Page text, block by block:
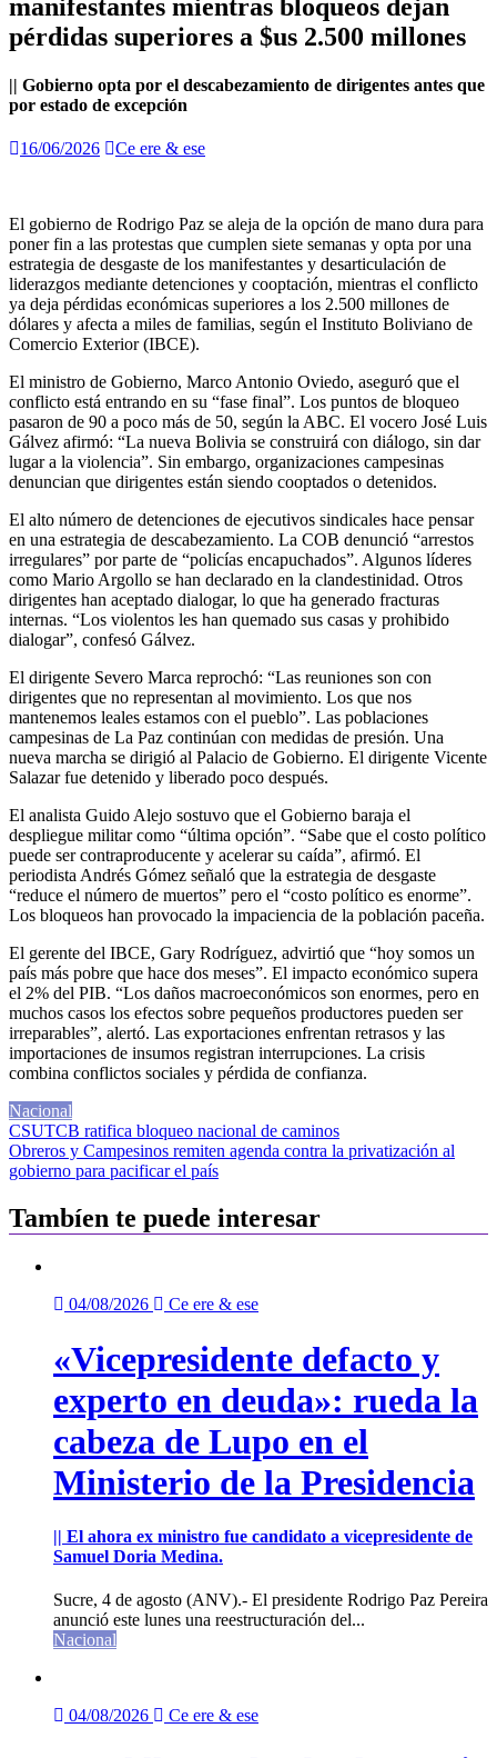
manifestantes mientras bloqueos dejan
pérdidas superiores a $us 2.500 millones
|| Gobierno opta por el descabezamiento de dirigentes antes que
por estado de excepción
16/06/2026 Ce ere & ese
El gobierno de Rodrigo Paz se aleja de la opción de mano dura para
poner fin a las protestas que cumplen siete semanas y opta por una
estrategia de desgaste de los manifestantes y desarticulación de
liderazgos mediante detenciones y cooptación, mientras el conflicto
ya deja pérdidas económicas superiores a los 2.500 millones de
dólares y afecta a miles de familias, según el Instituto Boliviano de
Comercio Exterior (IBCE).
El ministro de Gobierno, Marco Antonio Oviedo, aseguró que el
conflicto está entrando en su “fase final”. Los puntos de bloqueo
pasaron de 90 a poco más de 50, según la ABC. El vocero José Luis
Gálvez afirmó: “La nueva Bolivia se construirá con diálogo, sin dar
lugar a la violencia”. Sin embargo, organizaciones campesinas
denuncian que dirigentes están siendo cooptados o detenidos.
El alto número de detenciones de ejecutivos sindicales hace pensar
en una estrategia de descabezamiento. La COB denunció “arrestos
irregulares” por parte de “policías encapuchados”. Algunos líderes
como Mario Argollo se han declarado en la clandestinidad. Otros
dirigentes han aceptado dialogar, lo que ha generado fracturas
internas. “Los violentos les han quemado sus casas y prohibido
dialogar”, confesó Gálvez.
El dirigente Severo Marca reprochó: “Las reuniones son con
dirigentes que no representan al movimiento. Los que nos
mantenemos leales estamos con el pueblo”. Las poblaciones
campesinas de La Paz continúan con medidas de presión. Una
nueva marcha se dirigió al Palacio de Gobierno. El dirigente Vicente
Salazar fue detenido y liberado poco después.
El analista Guido Alejo sostuvo que el Gobierno baraja el
despliegue militar como “última opción”. “Sabe que el costo político
puede ser contraproducente y acelerar su caída”, afirmó. El
periodista Andrés Gómez señaló que la estrategia de desgaste
“reduce el número de muertos” pero el “costo político es enorme”.
Los bloqueos han provocado la impaciencia de la población paceña.
El gerente del IBCE, Gary Rodríguez, advirtió que “hoy somos un
país más pobre que hace dos meses”. El impacto económico supera
el 2% del PIB. “Los daños macroeconómicos son enormes, pero en
muchos casos los efectos sobre pequeños productores pueden ser
irreparables”, alertó. Las exportaciones enfrentan retrasos y las
importaciones de insumos registran interrupciones. La crisis
combina conflictos sociales y pérdida de confianza.
Nacional
Navegación
de
CSUTCB ratifica bloqueo nacional de caminos
Obreros y Campesinos remiten agenda contra la privatización al
gobierno para pacificar el país
Tambíen te puede interesar
04/08/2026 Ce ere & ese
«Vicepresidente defacto y
experto en deuda»: rueda la
cabeza de Lupo en el
Ministerio de la Presidencia
|| El ahora ex ministro fue candidato a vicepresidente de
Samuel Doria Medina.
Sucre, 4 de agosto (ANV).- El presidente Rodrigo Paz Pereira
anunció este lunes una reestructuración del...
Nacional
04/08/2026 Ce ere & ese